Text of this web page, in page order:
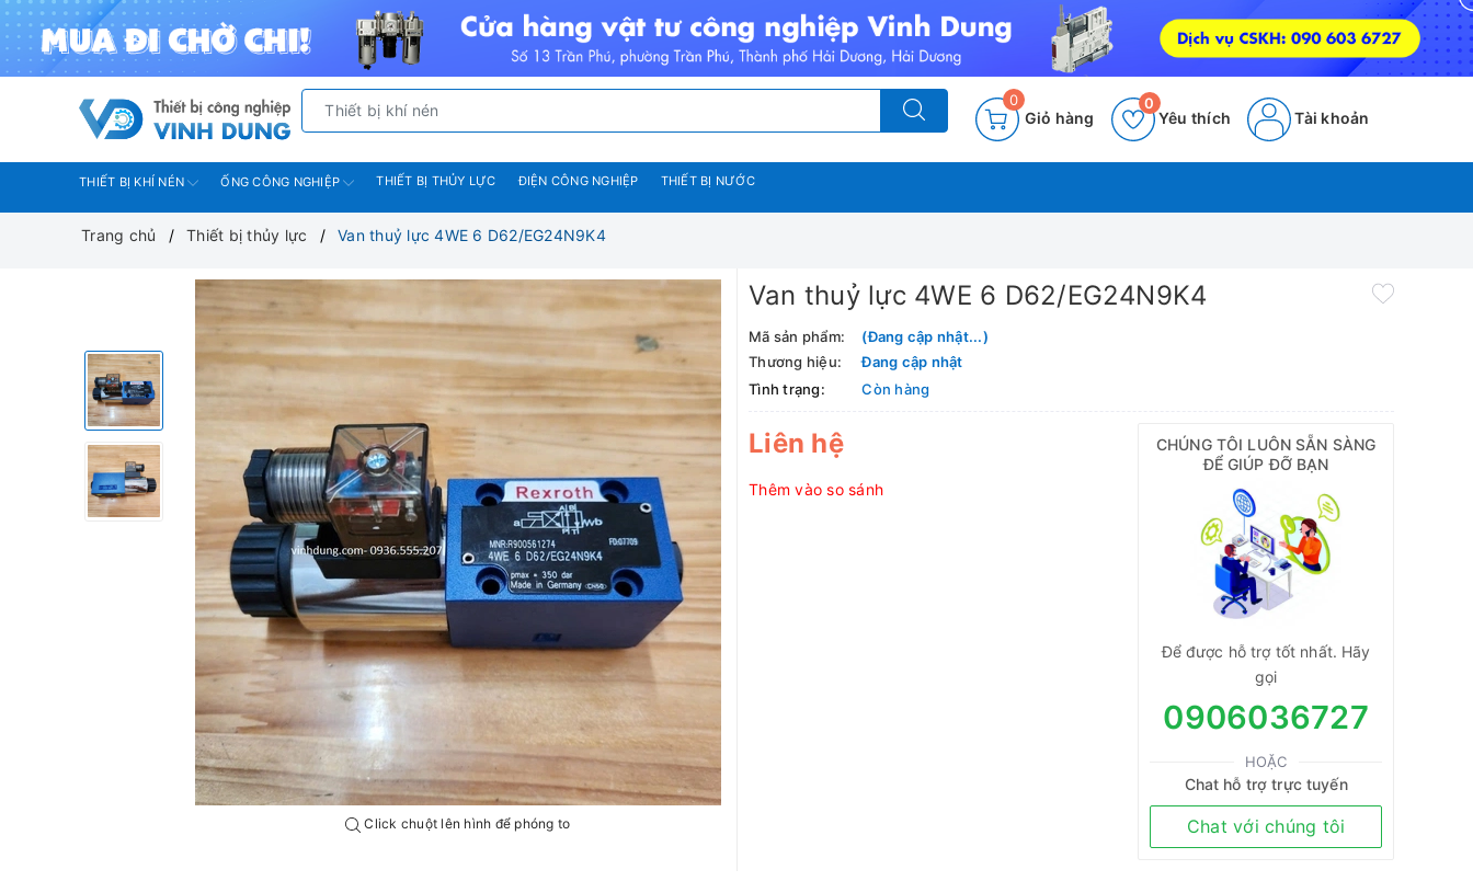
0
Giỏ hàng Yêu thích
0
Tài khoản
THIẾT BỊ KHÍ NÉN ỐNG CÔNG NGHIỆP THIẾT BỊ THỦY LỰC ĐIỆN CÔNG NGHIỆP THIẾT BỊ NƯỚC
Trang chủ Thiết bị thủy lực Van thuỷ lực 4WE 6 D62/EG24N9K4
Click chuột lên hình để phóng to
Van thuỷ lực 4WE 6 D62/EG24N9K4
Mã sản phẩm:
(Đang cập nhật...)
Thương hiệu:
Đang cập nhật
Tình trạng:
Còn hàng
Liên hệ
Thêm vào so sánh
CHÚNG TÔI LUÔN SẴN SÀNG
ĐỂ GIÚP ĐỠ BẠN
Để được hỗ trợ tốt nhất. Hãy
gọi
0906036727
HOẶC
Chat hỗ trợ trực tuyến
Chat với chúng tôi